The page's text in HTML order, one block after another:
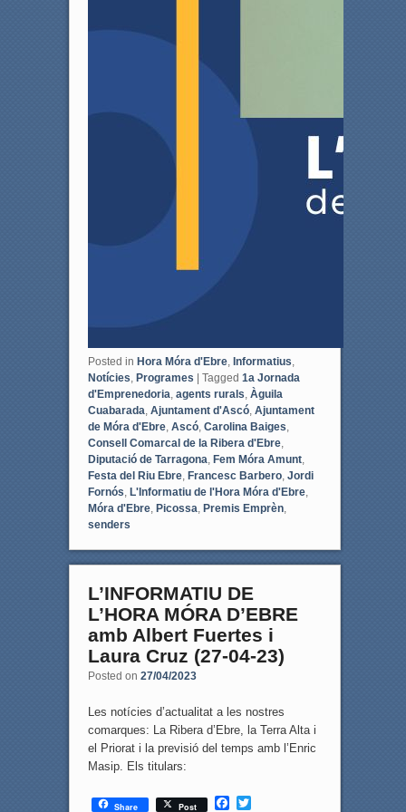
Posted in Hora Móra d'Ebre, Informatius,
Notícies, Programes Tagged 1a Jornada
d'Emprenedoria, agents rurals, Àguila
Cuabarada, Ajuntament d'Ascó, Ajuntament
de Móra d'Ebre, Ascó, Carolina Baiges,
Consell Comarcal de la Ribera d'Ebre,
Diputació de Tarragona, Fem Móra Amunt,
Festa del Riu Ebre, Francesc Barbero, Jordi
Fornós, L'Informatiu de l'Hora Móra d'Ebre,
Móra d'Ebre, Picossa, Premis Emprèn,
senders
L’INFORMATIU DE
L’HORA MÓRA D’EBRE
amb Albert Fuertes i
Laura Cruz (27-04-23)
Posted on 27/04/2023
Les notícies d’actualitat a les nostres
comarques: La Ribera d’Ebre, la Terra Alta i
el Priorat i la previsió del temps amb l’Enric
Masip. Els titulars:
Share Post
F
T